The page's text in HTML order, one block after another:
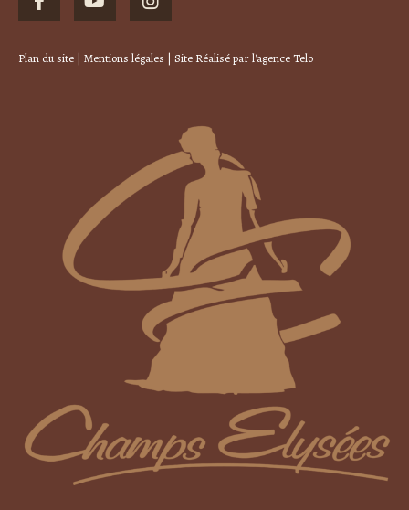
Plan du site | Mentions légales | Site Réalisé parl'agence Telo